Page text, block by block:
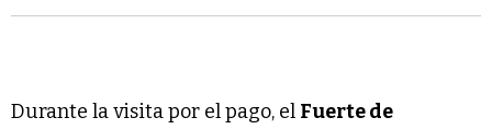
Durante la visita por el pago, el Fuerte de